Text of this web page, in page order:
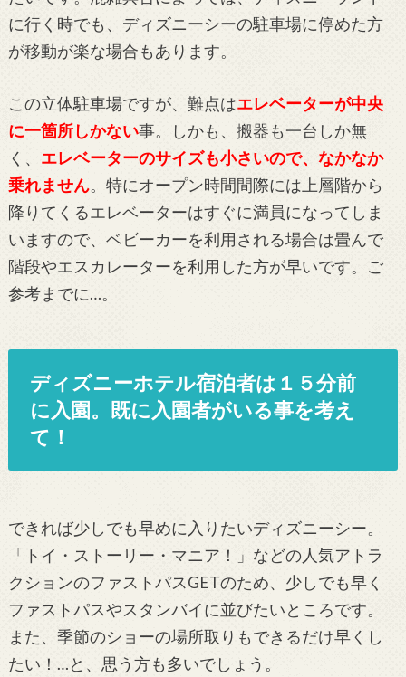
に行く時でも、ディズニーシーの駐車場に停めた方
が移動が楽な場合もあります。
この立体駐車場ですが、難点はエレベーターが中央
に一箇所しかない事。しかも、搬器も一台しか無
く、 エレベーターのサイズも小さいので、なかなか
乗れません。特にオープン時間間際には上層階から
降りてくるエレベーターはすぐに満員になってしま
いますので、ベビーカーを利用される場合は畳んで
階段やエスカレーターを利用した方が早いです。ご
参考までに…。
ディズニーホテル宿泊者は１５分前
に入園。既に入園者がいる事を考え
て！
できれば少しでも早めに入りたいディズニーシー。
「トイ・ストーリー・マニア！」などの人気アトラ
クションのファストパスGETのため、少しでも早く
ファストパスやスタンバイに並びたいところです。
また、季節のショーの場所取りもできるだけ早くし
たい！…と、思う方も多いでしょう。